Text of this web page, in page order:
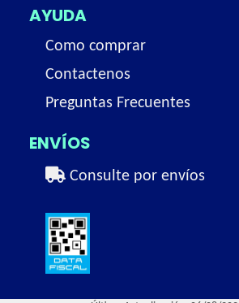
AYUDA
Como comprar
Contactenos
Preguntas Frecuentes
ENVÍOS
Consulte por envíos